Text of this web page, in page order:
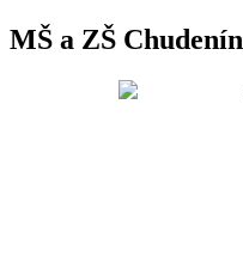
MŠ a ZŠ Chudenín